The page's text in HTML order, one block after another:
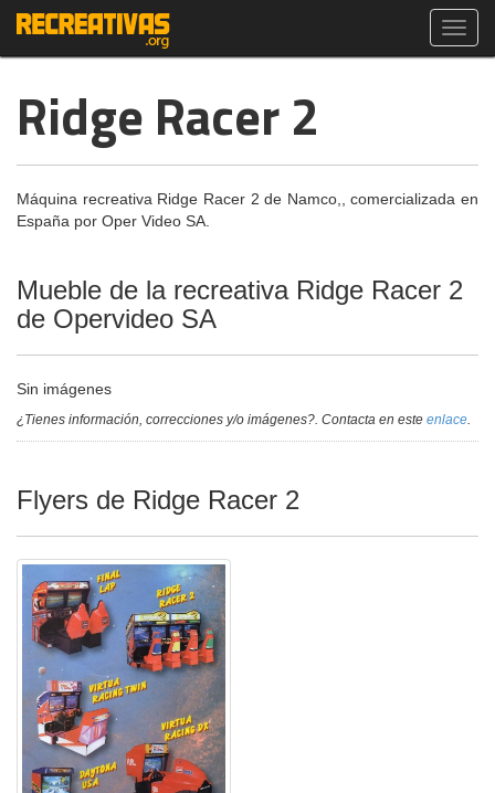
Ridge Racer 2
Máquina recreativa Ridge Racer 2 de Namco,, comercializada en
España por Oper Video SA.
Mueble de la recreativa Ridge Racer 2
de Opervideo SA
Sin imágenes
¿Tienes información, correcciones y/o imágenes?. Contacta en este enlace.
Flyers de Ridge Racer 2